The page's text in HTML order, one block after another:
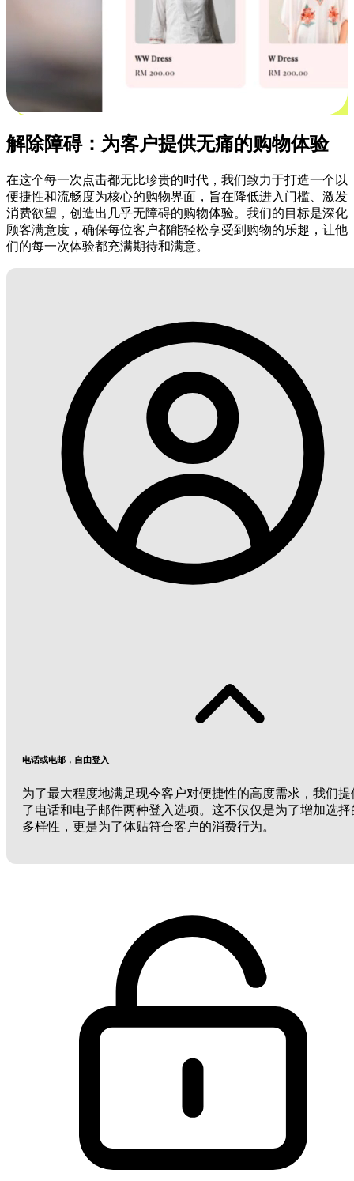
解除障碍：为客户提供无痛的购物体验
在这个每一次点击都无比珍贵的时代，我们致力于打造一个以
便捷性和流畅度为核心的购物界面，旨在降低进入门槛、激发
消费欲望，创造出几乎无障碍的购物体验。我们的目标是深化
顾客满意度，确保每位客户都能轻松享受到购物的乐趣，让他
们的每一次体验都充满期待和满意。
电话或电邮，自由登入
为了最大程度地满足现今客户对便捷性的高度需求，我们提
了电话和电子邮件两种登入选项。这不仅仅是为了增加选择
多样性，更是为了体贴符合客户的消费行为。